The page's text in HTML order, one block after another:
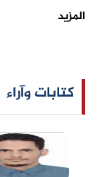
المزيد
كتابات وآراء